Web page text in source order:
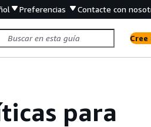
Preferencias Contacte con
Cree
para